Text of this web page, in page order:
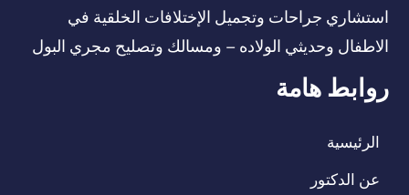
روابط هامة
الرئيسية
عن الدكتور
استشاري جراحات وتجميل الإختلافات الخلقية في
الاطفال وحديثي الولاده – ومسالك وتصليح مجري البول